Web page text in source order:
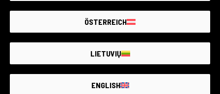
ÖSTERREICH
LIETUVIŲ
ENGLISH